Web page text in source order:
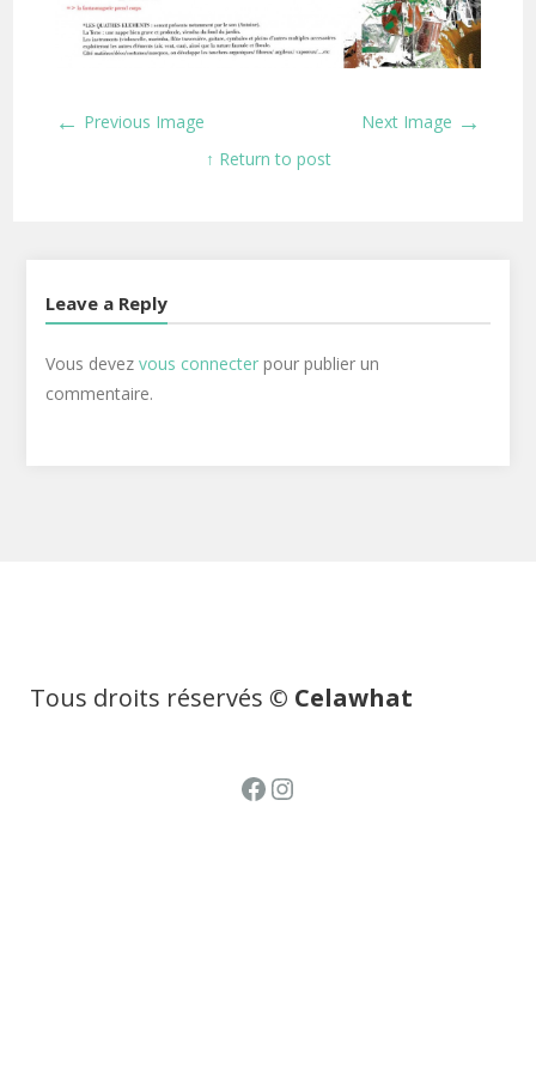
← Previous Image Next Image →
↑ Return to post
Leave a Reply
Vous devez vous connecterpour publier un
commentaire.
Tous droits réservés © Celawhat
Facebook
Instagram